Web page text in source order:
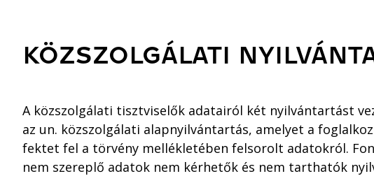
KÖZSZOLGÁLATI
A közszolgálati tisztviselők adatairól két nyilvántartást
az un. közszolgálati alapnyilvántartás, amelyet a
fektet fel a törvény mellékletében felsorolt adatokról.
nem szereplő adatok nem kérhetők és nem tarthatók